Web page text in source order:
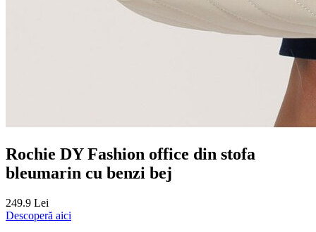
Rochie DY Fashion office din stofa
bleumarin cu benzi bej
249.9 Lei
Descoperă aici